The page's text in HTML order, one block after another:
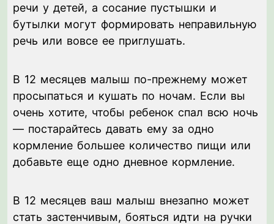
речи у детей, а сосание пустышки и
бутылки могут формировать неправильную
речь или вовсе ее приглушать.
В 12 месяцев малыш по-прежнему может
просыпаться и кушать по ночам. Если вы
очень хотите, чтобы ребенок спал всю ночь
— постарайтесь давать ему за одно
кормление большее количество пищи или
добавьте еще одно дневное кормление.
В 12 месяцев ваш малыш внезапно может
стать застенчивым, бояться идти на ручки